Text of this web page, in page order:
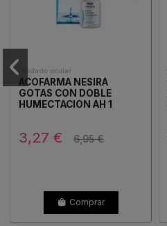
Cuidado ocular
ACOFARMA NESIRA
GOTAS CON DOBLE
HUMECTACION AH 1
3,27 € 6,95 €
Comprar